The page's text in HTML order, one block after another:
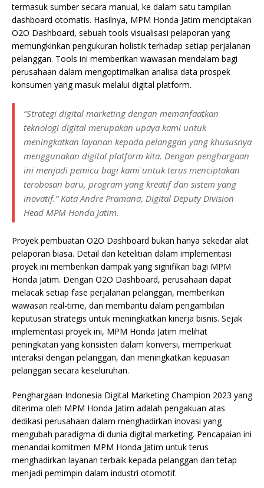
termasuk sumber secara manual, ke dalam satu tampilan
dashboard otomatis. Hasilnya, MPM Honda Jatim menciptakan
O2O Dashboard, sebuah tools visualisasi pelaporan yang
memungkinkan pengukuran holistik terhadap setiap perjalanan
pelanggan. Tools ini memberikan wawasan mendalam bagi
perusahaan dalam mengoptimalkan analisa data prospek
konsumen yang masuk melalui digital platform.
“Strategi digital marketing dengan memanfaatkan
teknologi digital merupakan upaya kami untuk
meningkatkan layanan kepada pelanggan yang khususnya
menggunakan digital platform kita. Dengan penghargaan
ini menjadi pemicu bagi kami untuk terus menciptakan
terobosan baru, program yang kreatif dan sistem yang
inovatif.” Kata Andre Pramana, Digital Deputy Division
Head MPM Honda Jatim.
Proyek pembuatan O2O Dashboard bukan hanya sekedar alat
pelaporan biasa. Detail dan ketelitian dalam implementasi
proyek ini memberikan dampak yang signifikan bagi MPM
Honda Jatim. Dengan O2O Dashboard, perusahaan dapat
melacak setiap fase perjalanan pelanggan, memberikan
wawasan real-time, dan membantu dalam pengambilan
keputusan strategis untuk meningkatkan kinerja bisnis. Sejak
implementasi proyek ini, MPM Honda Jatim melihat
peningkatan yang konsisten dalam konversi, memperkuat
interaksi dengan pelanggan, dan meningkatkan kepuasan
pelanggan secara keseluruhan.
Penghargaan Indonesia Digital Marketing Champion 2023 yang
diterima oleh MPM Honda Jatim adalah pengakuan atas
dedikasi perusahaan dalam menghadirkan inovasi yang
mengubah paradigma di dunia digital marketing. Pencapaian ini
menandai komitmen MPM Honda Jatim untuk terus
menghadirkan layanan terbaik kepada pelanggan dan tetap
menjadi pemimpin dalam industri otomotif.